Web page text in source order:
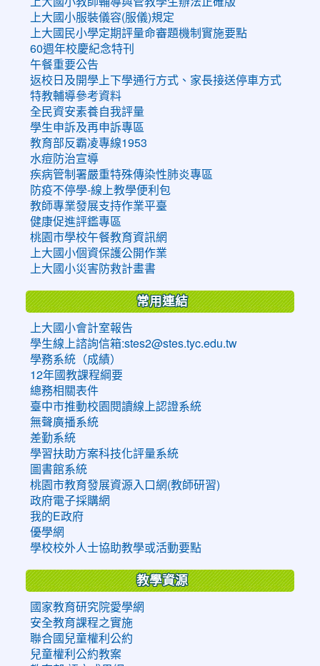
上大國小服裝儀容(服儀)規定
上大國民小學定期評量命審題機制實施要點
60週年校慶紀念特刊
午餐重要公告
返校日及開學上下學通行方式、家長接送停車方式
特教輔導參考資料
全民資安素養自我評量
學生申訴及再申訴專區
教育部反霸凌專線1953
水痘防治宣導
疾病管制署嚴重特殊傳染性肺炎專區
防疫不停學-線上教學便利包
教師專業發展支持作業平臺
健康促進評鑑專區
桃園市學校午餐教育資訊網
上大國小個資保護公開作業
上大國小災害防救計畫書
常用連結
上大國小會計室報告
學生線上諮詢信箱:stes2@stes.tyc.edu.tw
學務系統（成績）
12年國教課程綱要
總務相關表件
臺中市推動校園閱讀線上認證系統
無聲廣播系統
差勤系統
學習扶助方案科技化評量系統
圖書館系統
桃園市教育發展資源入口網(教師研習)
政府電子採購網
我的E政府
優學網
學校校外人士協助教學或活動要點
教學資源
國家教育研究院愛學網
安全教育課程之實施
聯合國兒童權利公約
兒童權利公約教案